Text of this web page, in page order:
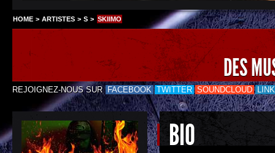
HOME > ARTISTES > S > SKIIMO
DES
REJOIGNEZ-NOUS SUR FACEBOOK TWITTER SOUNDCLOUD
BIO